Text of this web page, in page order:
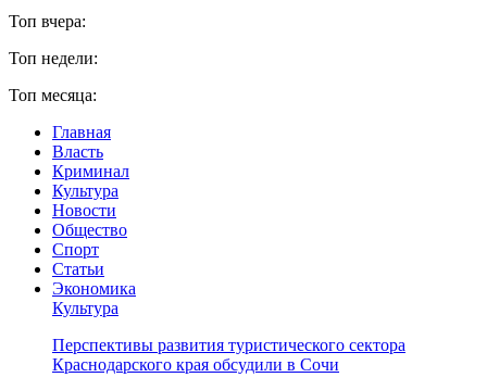
Топ вчера:
Топ недели:
Топ месяца:
Главная
Власть
Криминал
Культура
Новости
Общество
Спорт
Статьи
Экономика
Культура
Перспективы развития туристического сектора
Краснодарского края обсудили в Сочи